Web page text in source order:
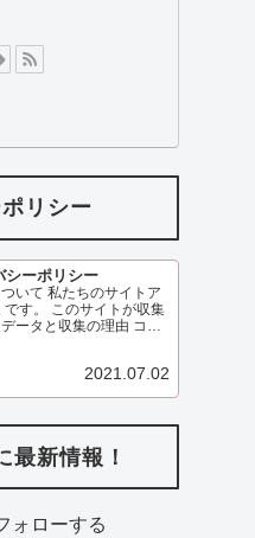
リシー
シーポリシー
いて 私たちのサイトア
です。 このサイトが収集
ータと収集の理由 コメ
ているデータ、2021.07.02
最新情報！
ォローする